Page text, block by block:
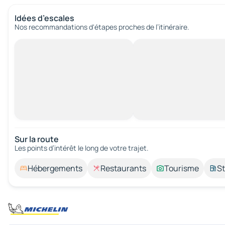
Idées d’escales
Nos recommandations d'étapes proches de l’itinéraire.
Sur la route
Les points d’intérêt le long de votre trajet.
Hébergements Restaurants Tourisme